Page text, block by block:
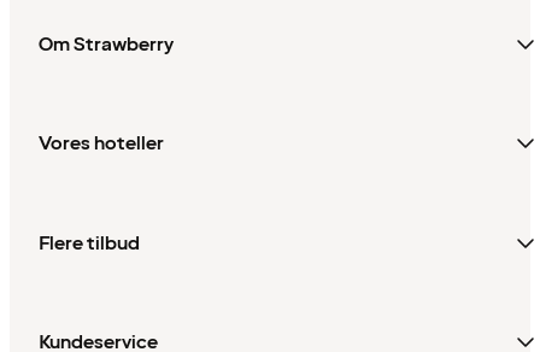
Om Strawberry
Vores hoteller
Flere tilbud
Kundeservice